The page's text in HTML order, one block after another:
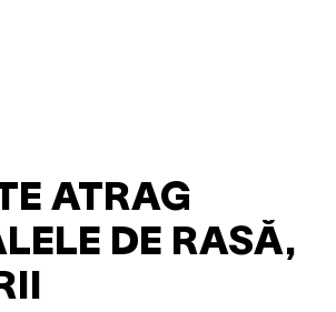
ATRAG
DE RASĂ,